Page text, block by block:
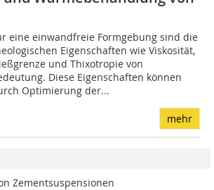
eine einwandfreie Formgebung sind die
Eigenschaften wie Viskosität,
und Thixotropie von
Diese Eigenschaften können
Optimierung der...
mehr
Zementsuspensionen